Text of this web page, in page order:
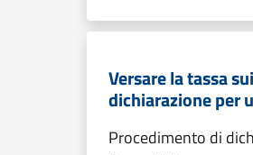
Versare la tassa
dichiarazione per
Procedimento di